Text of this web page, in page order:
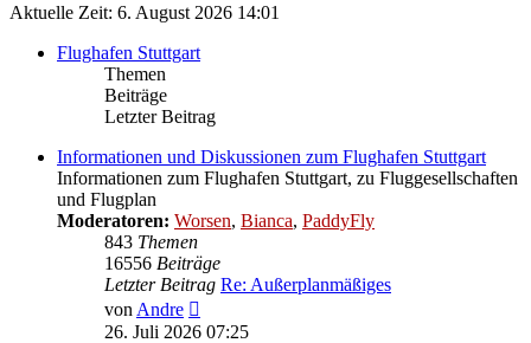
Aktuelle Zeit: 6. August 2026 14:01
Flughafen Stuttgart
Themen
Beiträge
Letzter Beitrag
Informationen und Diskussionen zum Flughafen Stuttgart
Informationen zum Flughafen Stuttgart, zu Fluggesellschaften
und Flugplan
Moderatoren: Worsen, Bianca, PaddyFly
843 Themen
16556 Beiträge
Letzter Beitrag Re: Außerplanmäßiges
von Andre
Beitrag
26. Juli 2026 07:25